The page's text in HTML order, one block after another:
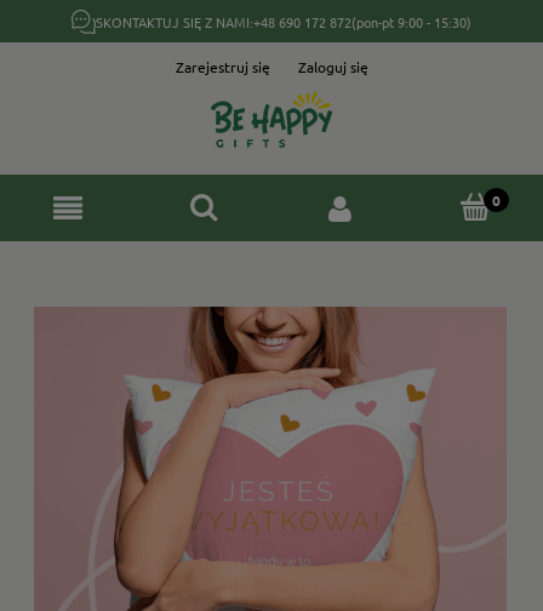
SKONTAKTUJ SIĘ Z NAMI:+48 690 172 872(pon-pt 9:00 - 15:30)
Zarejestruj się Zaloguj się